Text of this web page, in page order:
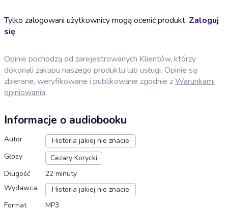
Tylko zalogowani użytkownicy mogą ocenić produkt. Zaloguj
się
Opinie pochodzą od zarejestrowanych Klientów, którzy
dokonali zakupu naszego produktu lub usługi. Opinie są
zbierane, weryfikowane i publikowane zgodnie zWarunkami
opiniowania.
Informacje o audiobooku
Autor
Historia jakiej nie znacie
Głosy
Cezary Korycki
Długość
22 minuty
Wydawca
Historia jakiej nie znacie
Format
MP3